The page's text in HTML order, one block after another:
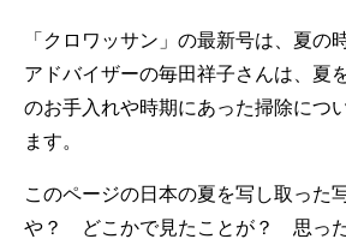
「クロワッサン」の最新号は、夏の
アドバイザーの毎田祥子さんは、夏
のお手入れや時期にあった掃除につ
ます。
このページの日本の夏を写し取った
や？ どこかで見たことが？ 思った